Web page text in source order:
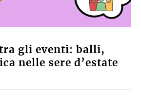
gli eventi: balli,
nelle sere d’estate